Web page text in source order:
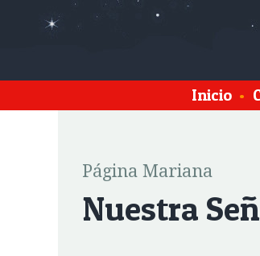
Inicio •
Página Mariana
Nuestra